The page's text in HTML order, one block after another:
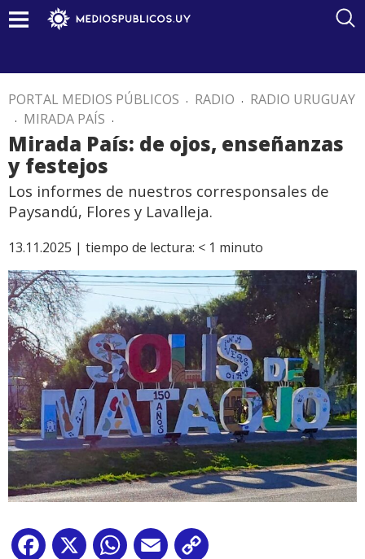
PORTAL MEDIOS PÚBLICOS . RADIO . RADIO URUGUAY
. MIRADA PAÍS .
Mirada País: de ojos, enseñanzas
y festejos
Los informes de nuestros corresponsales de
Paysandú, Flores y Lavalleja.
13.11.2025 | tiempo de lectura: < 1 minuto
Facebook
X WhatsApp
Email